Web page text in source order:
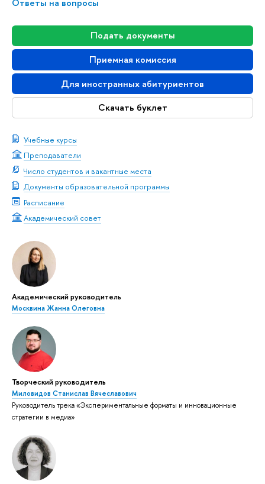
Ответы на вопросы
Подать документы
Приемная комиссия
Для иностранных абитуриентов
Скачать буклет
Учебные курсы
Преподаватели
Число студентов и вакантные места
Документы образовательной программы
Расписание
Академический совет
Академический руководитель
Москвина Жанна Олеговна
Творческий руководитель
Миловидов Станислав Вячеславович
Руководитель трека «Экспериментальные форматы и инновационные
стратегии в медиа»